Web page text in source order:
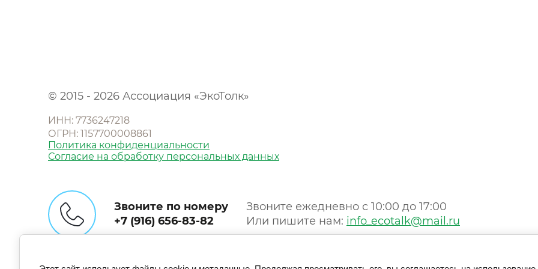
© 2015 - 2026 Ассоциация «ЭкоТолк»
ИНН: 7736247218
ОГРН: 1157700008861
Политика конфиденциальности
Согласие на обработку персональных данных
Звоните по номеру
+7 (916) 656-83-82
Звоните ежедневно с 10:00 до 17:00
Или пишите нам: info_ecotalk@mail.ru